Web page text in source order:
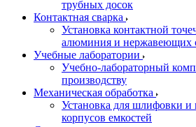
трубных досок
Контактная сварка
Установка контактной
алюминия и нержавеющих
Учебные лаборатории
Учебно-лабораторный
производству
Механическая обработка
Установка для шлифовки
корпусов емкостей